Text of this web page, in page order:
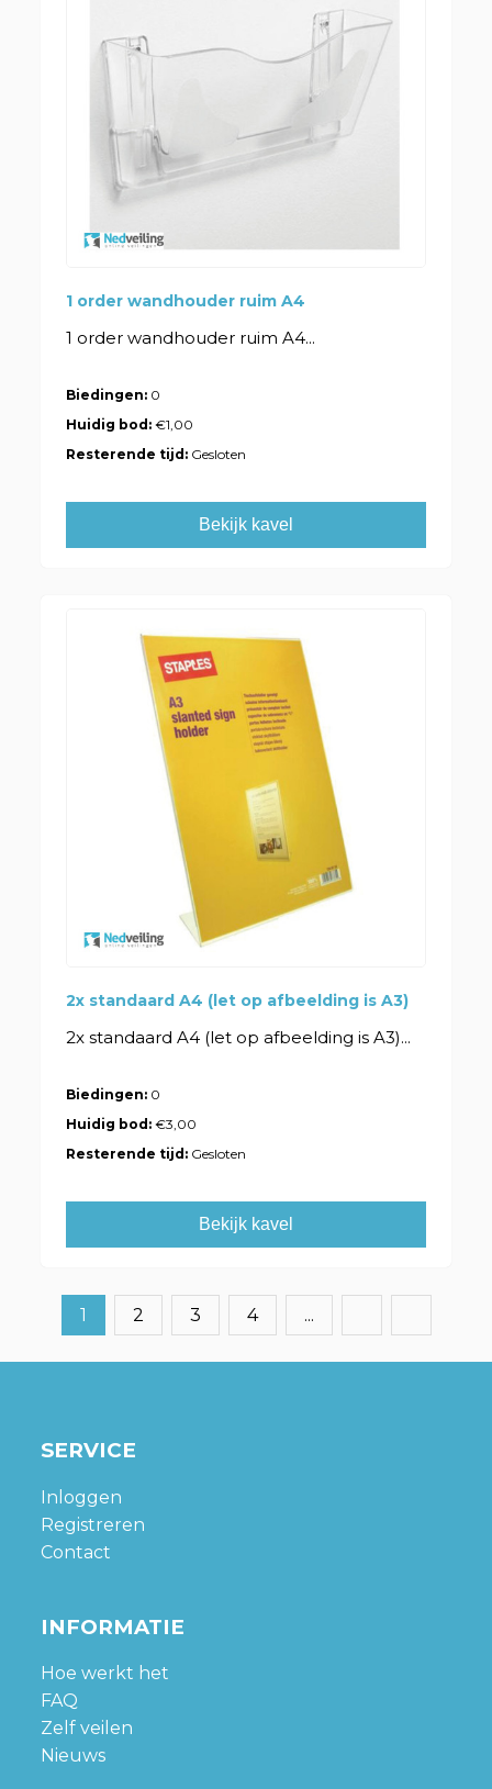
1 order wandhouder ruim A4
1 order wandhouder ruim A4...
Biedingen: 0
Huidig bod:€1,00
Resterende tijd: Gesloten
Bekijk kavel
2x standaard A4 (let op afbeelding is A3)
2x standaard A4 (let op afbeelding is A3)...
Biedingen: 0
Huidig bod:€3,00
Resterende tijd: Gesloten
Bekijk kavel
1 2 3 4 ...
SERVICE
Inloggen
Registreren
Contact
INFORMATIE
Hoe werkt het
FAQ
Zelf veilen
Nieuws